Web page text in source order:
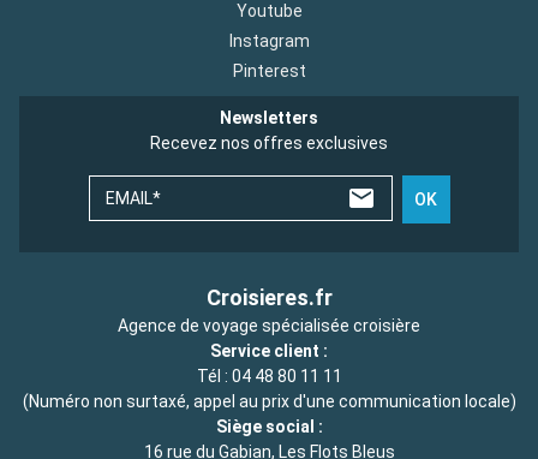
Youtube
Instagram
Pinterest
Newsletters
Recevez nos offres exclusives
EMAIL* OK
Croisieres.fr
Agence de voyage spécialisée croisière
Service client :
Tél : 04 48 80 11 11
(Numéro non surtaxé, appel au prix d'une communication locale)
Siège social :
16 rue du Gabian, Les Flots Bleus